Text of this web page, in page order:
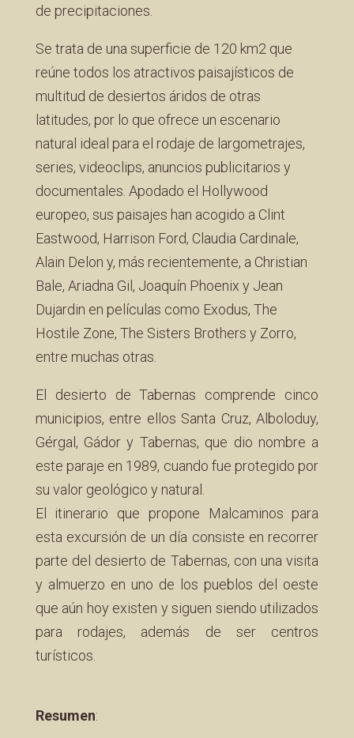
de precipitaciones.
Se trata de una superficie de 120 km2 que
reúne todos los atractivos paisajísticos de
multitud de desiertos áridos de otras
latitudes, por lo que ofrece un escenario
natural ideal para el rodaje de largometrajes,
series, videoclips, anuncios publicitarios y
documentales. Apodado el Hollywood
europeo, sus paisajes han acogido a Clint
Eastwood, Harrison Ford, Claudia Cardinale,
Alain Delon y, más recientemente, a Christian
Bale, Ariadna Gil, Joaquín Phoenix y Jean
Dujardin en películas como Exodus, The
Hostile Zone, The Sisters Brothers y Zorro,
entre muchas otras.
El desierto de Tabernas comprende cinco
municipios, entre ellos Santa Cruz, Alboloduy,
Gérgal, Gádor y Tabernas, que dio nombre a
este paraje en 1989, cuando fue protegido por
su valor geológico y natural.
El itinerario que propone Malcaminos para
esta excursión de un día consiste en recorrer
parte del desierto de Tabernas, con una visita
y almuerzo en uno de los pueblos del oeste
que aún hoy existen y siguen siendo utilizados
para rodajes, además de ser centros
turísticos.
Resumen: